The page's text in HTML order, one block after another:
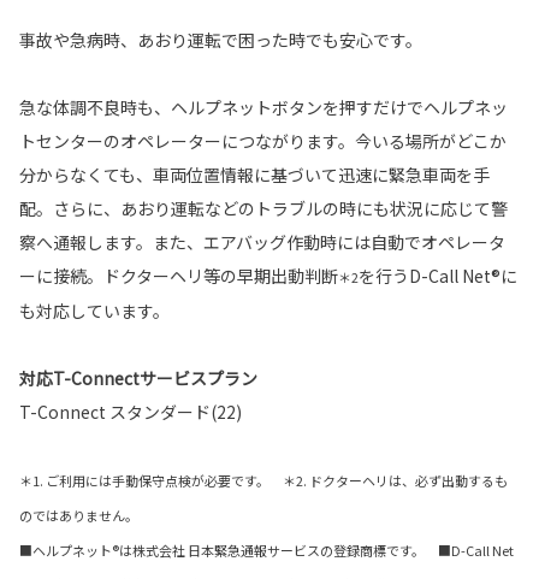
事故や急病時、あおり運転で困った時でも安心です。
急な体調不良時も、ヘルプネットボタンを押すだけでヘルプネッ
トセンターのオペレーターにつながります。今いる場所がどこか
分からなくても、車両位置情報に基づいて迅速に緊急車両を手
配。さらに、あおり運転などのトラブルの時にも状況に応じて警
察へ通報します。また、エアバッグ作動時には自動でオペレータ
ーに接続。ドクターヘリ等の早期出動判断＊2を行うD-Call Net®に
も対応しています。
対応T-Connectサービスプラン
T-Connect スタンダード(22)
＊1. ご利用には手動保守点検が必要です。 ＊2. ドクターヘリは、必ず出動するも
のではありません。
■ヘルプネット®は株式会社 日本緊急通報サービスの登録商標です。 ■D-Call Net